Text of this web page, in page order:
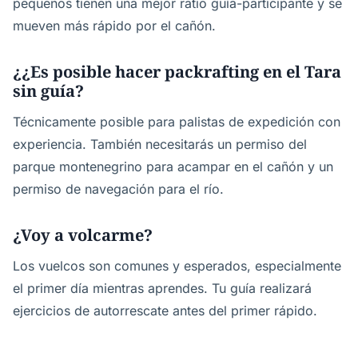
pequeños tienen una mejor ratio guía-participante y se
mueven más rápido por el cañón.
¿¿Es posible hacer packrafting en el Tara
sin guía?
Técnicamente posible para palistas de expedición con
experiencia. También necesitarás un permiso del
parque montenegrino para acampar en el cañón y un
permiso de navegación para el río.
¿Voy a volcarme?
Los vuelcos son comunes y esperados, especialmente
el primer día mientras aprendes. Tu guía realizará
ejercicios de autorrescate antes del primer rápido.